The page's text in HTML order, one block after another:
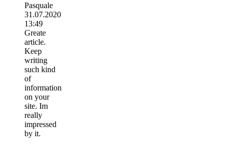
Pasquale
31.07.2020
13:49
Greate
article.
Keep
writing
such kind
of
information
on your
site. Im
really
impressed
by it.